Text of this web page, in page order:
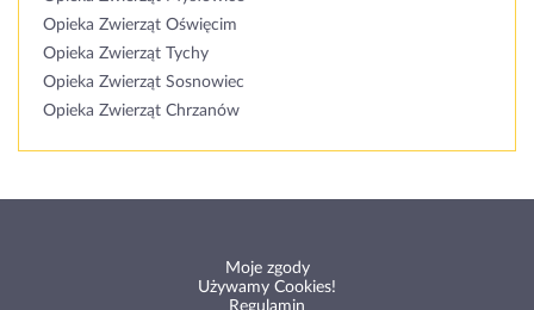
Opieka Zwierząt Oświęcim
Opieka Zwierząt Tychy
Opieka Zwierząt Sosnowiec
Opieka Zwierząt Chrzanów
Moje zgody
Używamy Cookies!
Regulamin